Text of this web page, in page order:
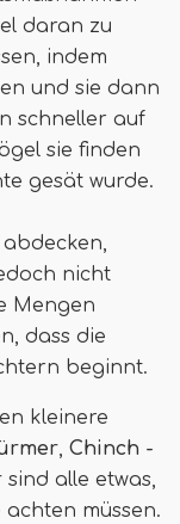
daran zu
indem
und sie dann
schneller auf
sie finden
gesät wurde.
nicht
Mengen
dass die
beginnt.
kleinere
, Chinch -
sind alle etwas,
müssen.